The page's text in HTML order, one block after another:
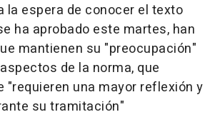
la espera de conocer el texto
ha aprobado este martes, han
mantienen su "preocupación"
de la norma, que
"requieren una mayor reflexión y
su tramitación"